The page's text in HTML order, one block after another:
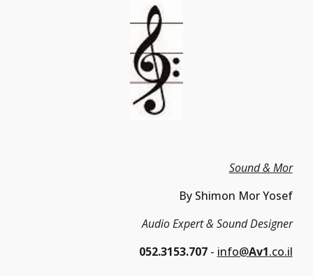
Sound & Mor
By Shimon Mor Yosef
Audio Expert & Sound Designer
052.3153.707 - info@Av1.co.il